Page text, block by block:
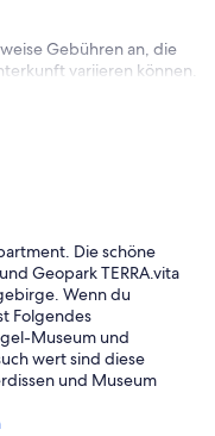
Gebühren an, die
variieren können.
Die schöne
Geopark TERRA.vita
Wenn du
Folgendes
Museum und
wert sind diese
und Museum